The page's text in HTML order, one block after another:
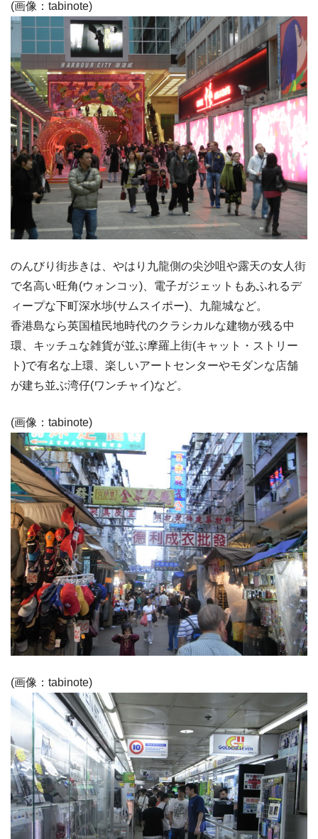
(画像：tabinote)
のんびり街歩きは、やはり九龍側の尖沙咀や露天の女人街
で名高い旺角(ウォンコッ)、電子ガジェットもあふれるデ
ィープな下町深水埗(サムスイポー)、九龍城など。
香港島なら英国植民地時代のクラシカルな建物が残る中
環、キッチュな雑貨が並ぶ摩羅上街(キャット・ストリー
ト)で有名な上環、楽しいアートセンターやモダンな店舗
が建ち並ぶ湾仔(ワンチャイ)など。
(画像：tabinote)
(画像：tabinote)